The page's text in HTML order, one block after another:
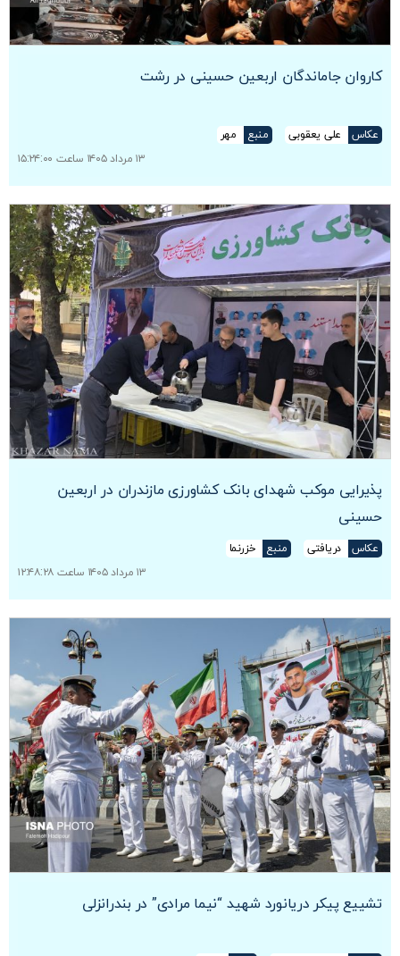
کاروان جاماندگان اربعین حسینی در رشت
عکاس علی یعقوبی منبع
مهر
۱۳ مرداد ۱۴۰۵ ساعت ۱۵:۲۴:۰۰
پذیرایی موکب شهدای بانک کشاورزی مازندران در اربعین
حسینی
عکاس دریافتی منبع
خزرنما
۱۳ مرداد ۱۴۰۵ ساعت ۱۲:۴۸:۲۸
تشییع پیکر دریانورد شهید “نیما مرادی” در بندرانزلی